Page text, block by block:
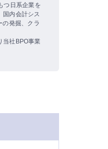
つ日系企業を
国内会計シス
の発掘、クラ
当社BPO事業